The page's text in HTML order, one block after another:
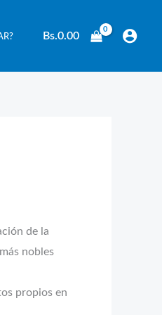
Bs.0.00
de la
nobles
propios en